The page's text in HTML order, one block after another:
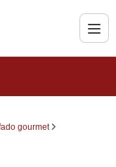
gourmet